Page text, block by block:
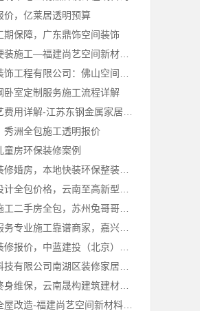
价，亿莱居透明预算
期保障，广东鼎饰空间装饰
卧室定制服务施工流程详解
秀洲全包施工透明报价
童房环保装修案例